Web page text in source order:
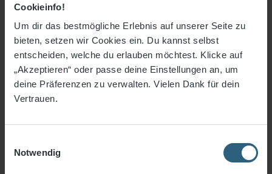
Cookieinfo!
Um dir das bestmögliche Erlebnis auf unserer Seite zu
bieten, setzen wir Cookies ein. Du kannst selbst
entscheiden, welche du erlauben möchtest. Klicke auf
„Akzeptieren“ oder passe deine Einstellungen an, um
deine Präferenzen zu verwalten. Vielen Dank für dein
Vertrauen.
Notwendig
Materialstärke
Material
Polypropylen
Konfigurieren